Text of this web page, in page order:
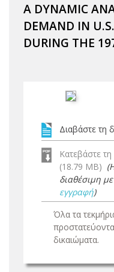
A DYNAMIC
DEMAND IN
DURING THE
Διαβάστε τη
Κατεβάστε
(18.79 MB)
διαθέσιμη
εγγραφή)
Όλα τα
δικαιώματα.